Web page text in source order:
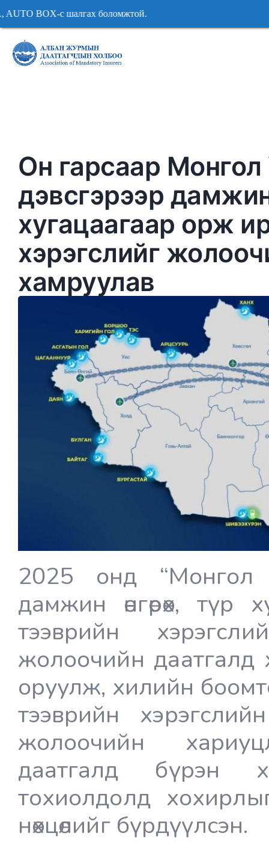
Он гарсаар
дэвсгэрээр
хугацаагаар орж
хэрэгслийг
хамруулав
2025 онд “Монгол
дамжин өнгөрөх,
тээврийн
жолоочийн даатгалд
оруулж, хилийн
тээврийн
жолоочийн
даатгалд бүрэн
тохиолдолд
нөхцөлийг бүрдүүлсэн.
с шалгах боломжтой. 2026 оны хагас
с шалгах боломжтой. 2026 оны хагас